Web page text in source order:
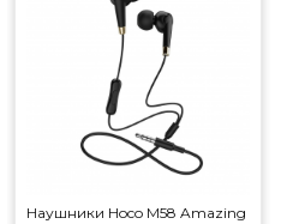
Наушники Hoco M58 Amazing